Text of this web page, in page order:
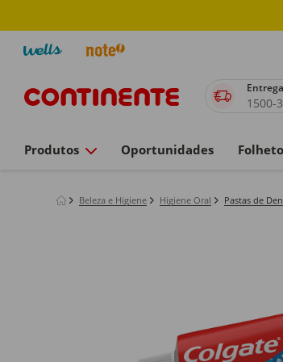
1500-
Produtos Oportunidades
Beleza e Higiene Higiene Oral Pastas de